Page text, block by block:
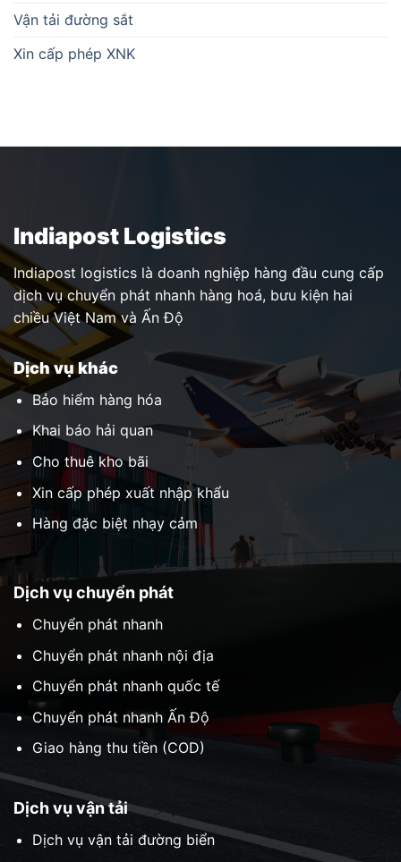
Vận tải đường sắt
Xin cấp phép XNK
Indiapost Logistics
Indiapost logistics là doanh nghiệp hàng đầu cung cấp
dịch vụ chuyển phát nhanh hàng hoá, bưu kiện hai
chiều Việt Nam và Ấn Độ
Dịch vụ chuyển phát
Chuyển phát nhanh
Chuyển phát nhanh nội địa
Chuyển phát nhanh quốc tế
Chuyển phát nhanh Ấn Độ
Giao hàng thu tiền (COD)
Dịch vụ vận tải
Dịch vụ vận tải đường biển
Dịch vụ khác
Bảo hiểm hàng hóa
Khai báo hải quan
Cho thuê kho bãi
Xin cấp phép xuất nhập khẩu
Hàng đặc biệt nhạy cảm